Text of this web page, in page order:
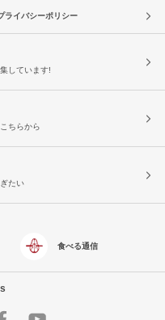
ライバシーポリシー
しています!
ちらから
たい
食べる通信